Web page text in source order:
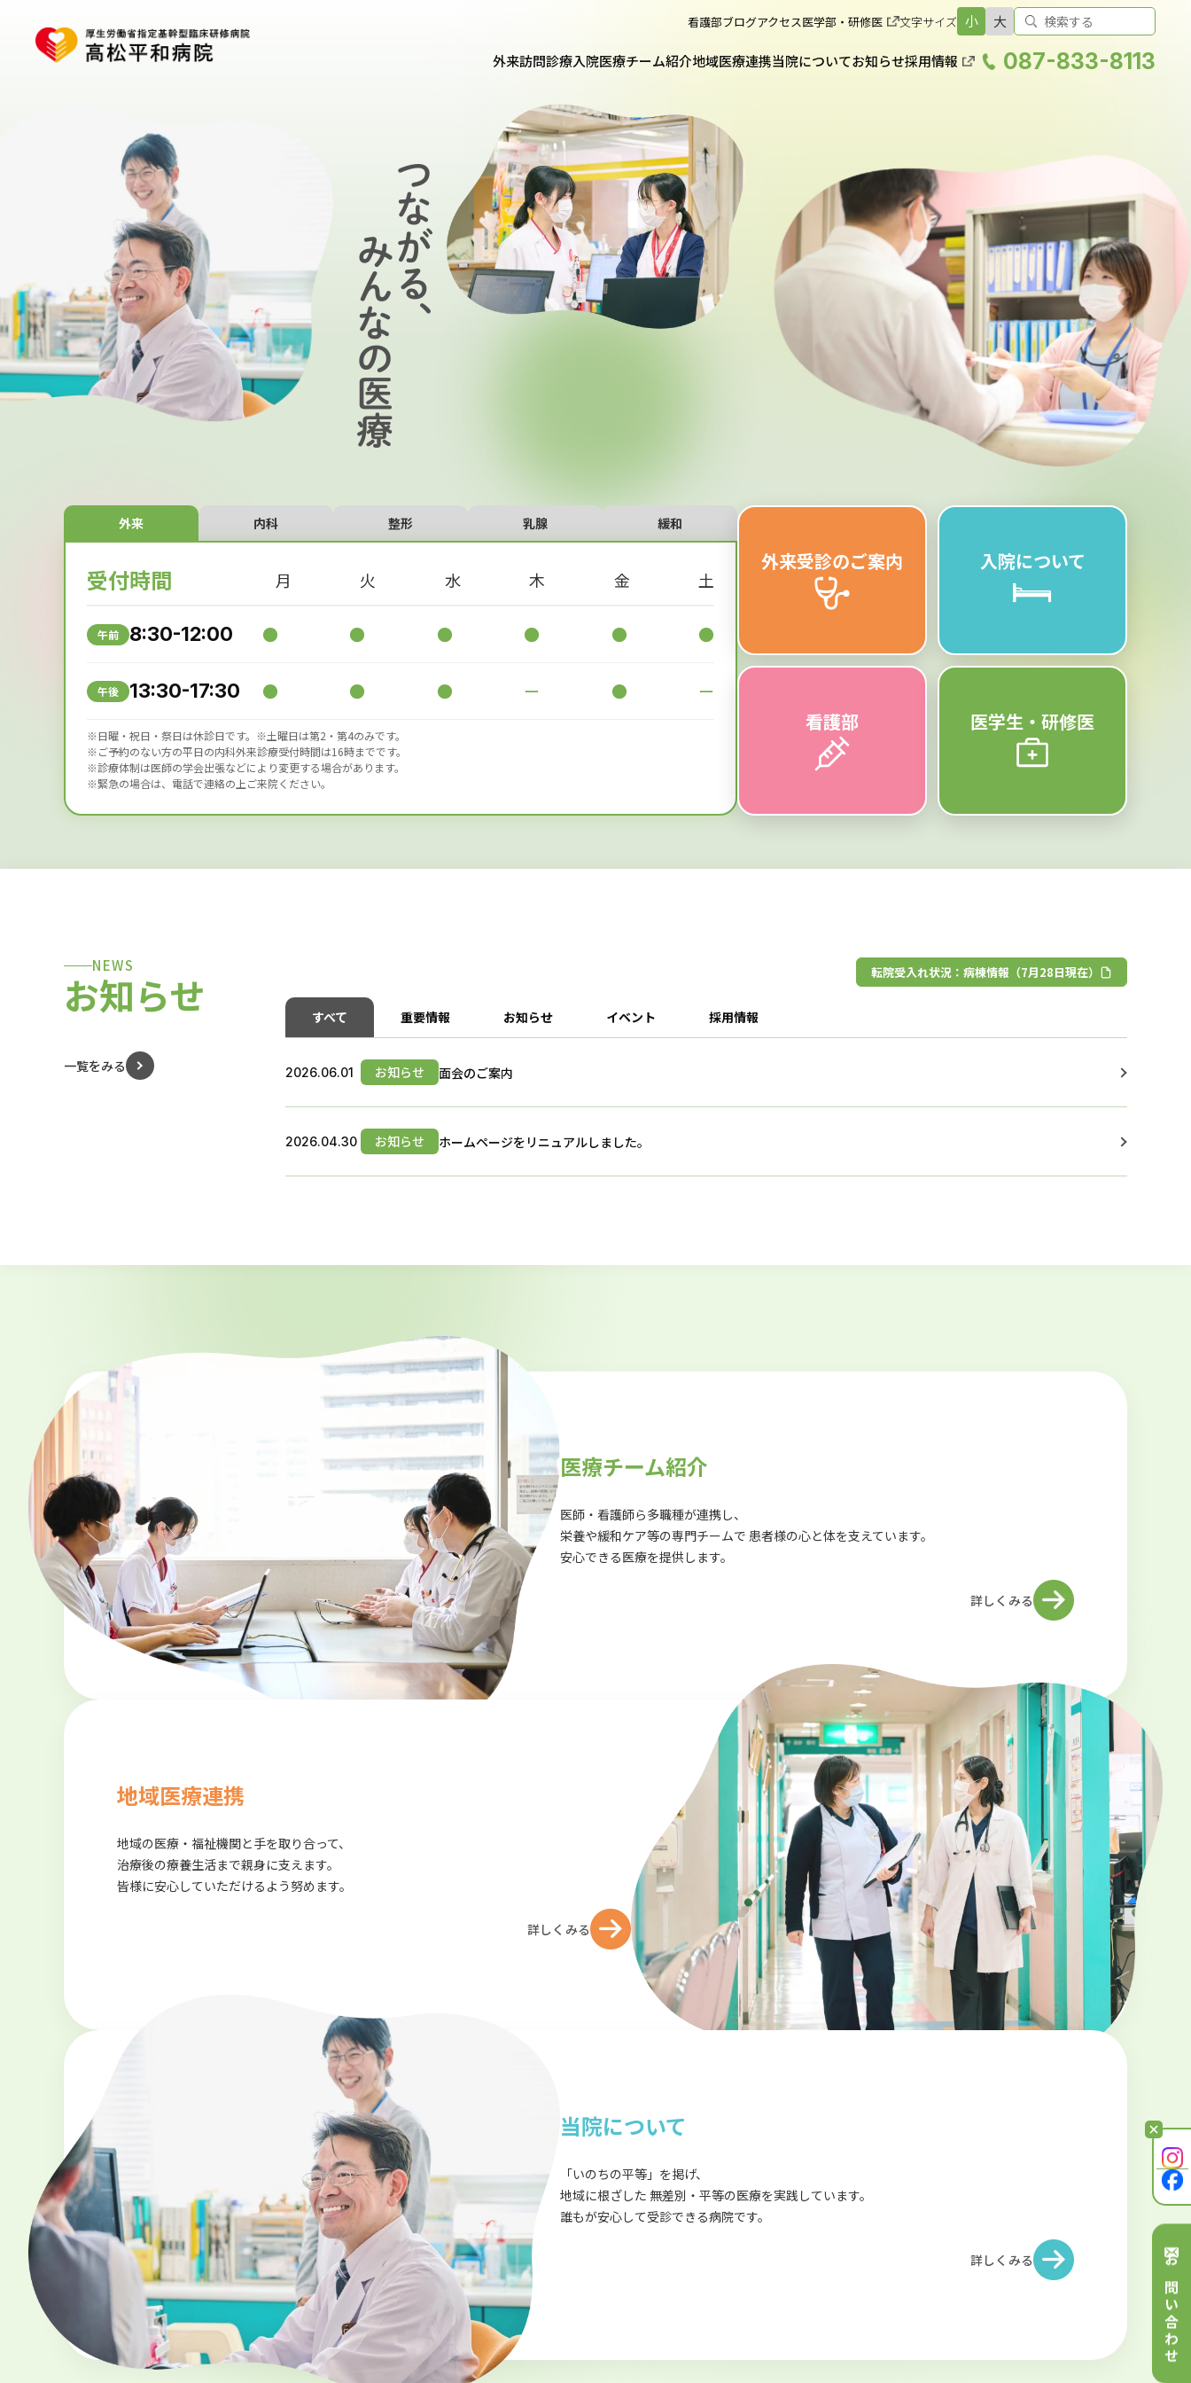
看護部ブログアクセス医学部・研修医 文字サイズ 小 大
外来訪問診療入院医療チーム紹介地域医療連携当院についてお知らせ採用情報 087-833-8113
外来 内科 整形 乳腺 緩和
受付時間 月 火 水 木 金 土
午前 8:30-12:00 ● ● ● ● ● ●
午後 13:30-17:30 ● ● ● ー ● ー
※日曜・祝日・祭日は休診日です。※土曜日は第2・第4のみです。
※ご予約のない方の平日の内科外来診療受付時間は16時までです。
※診療体制は医師の学会出張などにより変更する場合があります。
※緊急の場合は、電話で連絡の上ご来院ください。
外来受診のご案内 入院について
看護部 医学生・研修医
お問い合わせ
NEWS
お知らせ
一覧をみる
転院受入れ状況：病棟情報（7月28日現在）
すべて 重要情報 お知らせ イベント 採用情報
2026.06.01 お知らせ 面会のご案内
2026.04.30 お知らせ ホームページをリニュアルしました。
医療チーム紹介
医師・看護師ら多職種が連携し、
栄養や緩和ケア等の専門チームで 患者様の心と体を支えています。
安心できる医療を提供します。
詳しくみる
地域医療連携
地域の医療・福祉機関と手を取り合って、
治療後の療養生活まで親身に支えます。
皆様に安心していただけるよう努めます。
詳しくみる
当院について
「いのちの平等」を掲げ、
地域に根ざした 無差別・平等の医療を実践しています。
誰もが安心して受診できる病院です。
詳しくみる